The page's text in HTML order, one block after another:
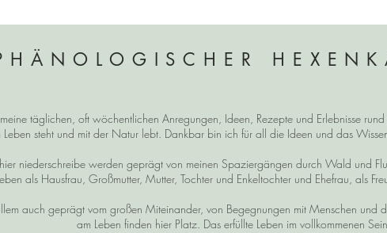
meine täglichen, oft wöchentlichen Anregungen, Ideen, Rezepte und Erlebnisse
Leben steht und mit der Natur lebt. Dankbar bin ich für all die Ideen und das
niederschreibe werden geprägt von meinen Spaziergängen durch Wald und
als Hausfrau, Großmutter, Mutter, Tochter und Enkeltochter und Ehefrau, als
auch geprägt vom großen Miteinander, von Begegnungen mit Menschen und
am Leben finden hier Platz. Das erfüllte Leben im vollkommenen